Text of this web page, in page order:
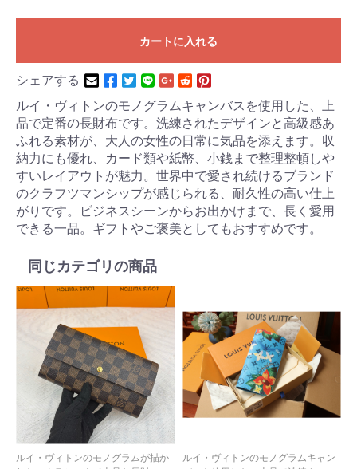
カートに入れる
シェアする
ルイ・ヴィトンのモノグラムキャンバスを使用した、上
品で定番の長財布です。洗練されたデザインと高級感あ
ふれる素材が、大人の女性の日常に気品を添えます。収
納力にも優れ、カード類や紙幣、小銭まで整理整頓しや
すいレイアウトが魅力。世界中で愛され続けるブランド
のクラフツマンシップが感じられる、耐久性の高い仕上
がりです。ビジネスシーンからお出かけまで、長く愛用
できる一品。ギフトやご褒美としてもおすすめです。
同じカテゴリの商品
ルイ・ヴィトンのモノグラムが描か
ルイ・ヴィトンのモノグラムキャン